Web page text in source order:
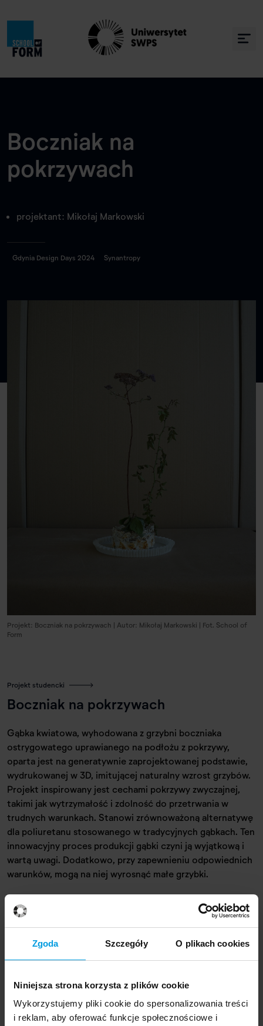
Zgoda Szczegóły O plikach cookies
Niniejsza strona korzysta z plików cookie
Wykorzystujemy pliki cookie do spersonalizowania treści
i reklam, aby oferować funkcje społecznościowe i
Boczniak na
pokrzywach
projektant: Mikołaj Markowski
Gdynia Design Days 2024 Synantropy
Projekt: Boczniak na pokrzywach | Autor: Mikołaj Markowski | Fot. School of
Form
Projekt studencki
Boczniak na pokrzywach
Gąbka kwiatowa, wyhodowana z grzybni boczniaka
ostrygowatego uprawianego na podłożu z pokrzywy,
oparta jest na generatywnie zaprojektowanej podstawie,
wydrukowanej w 3D, imitującej naturalny wzrost grzybów.
Projekt inspirowany jest cechami pokrzywy zwyczajnej,
takimi jak wytrzymałość i zdolność do przetrwania w
trudnych warunkach. Stanowi zrównoważoną alternatywę
dla poliuretanu stosowanego w tradycyjnych gąbkach. Ten
innowacyjny proces produkcji gąbki czyni ją wyjątkową i
wartą uwagi. Dodatkowo, przy zapewnieniu odpowiednich
warunków, mogą na niej wyrosnąć małe grzybki.
Przedmiot został zaprojektowany przezMikołaja
Markowskiego
, studenta Industrial Design.